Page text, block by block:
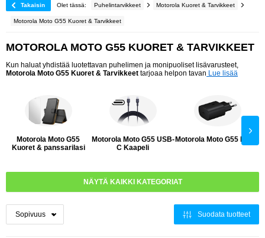
Takaisin Olet tässä: Puhelintarvikkeet Motorola Kuoret & Tarvikkeet
Motorola Moto G55 Kuoret & Tarvikkeet
MOTOROLA MOTO G55 KUORET & TARVIKKEET
Kun haluat yhdistää luotettavan puhelimen ja monipuoliset lisävarusteet,
Motorola Moto G55 Kuoret & Tarvikkeet tarjoaa helpon tavan Lue lisää
Motorola Moto G55
Kuoret & panssarilasi
Motorola Moto G55 USB-
C Kaapeli
Motorola Moto G55 Laturi
NÄYTÄ KAIKKI KATEGORIAT
Suodata tuotteet